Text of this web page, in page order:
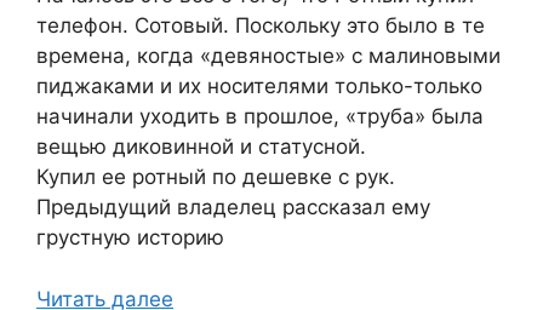
телефон. Сотовый. Поскольку это было в те
времена, когда «девяностые» с малиновыми
пиджаками и их носителями только-только
начинали уходить в прошлое, «труба» была
вещью диковинной и статусной.
Купил ее ротный по дешевке с рук.
Предыдущий владелец рассказал ему
грустную историю
Читать далее